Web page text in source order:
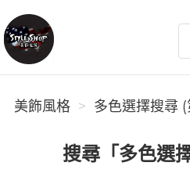
美飾風格
美飾風格 多色選擇搜尋 (
搜尋「多色選